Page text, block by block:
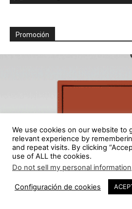
Promoción
We use cookies on our website to
relevant experience by
and repeat visits. By clicking
use of ALL the cookies.
Do not sell my personal information
Configuración de cookies